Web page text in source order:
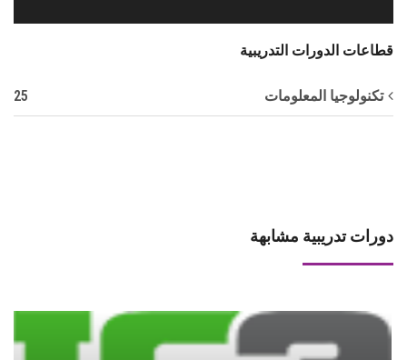
قطاعات الدورات التدريبية
تكنولوجيا المعلومات 25
دورات تدريبية مشابهة